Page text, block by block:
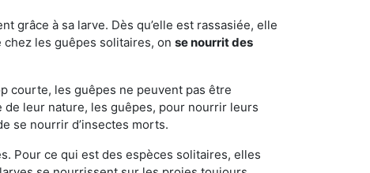
grâce à sa larve. Dès qu’elle est rassasiée, elle
chez les guêpes solitaires, on se nourrit des
courte, les guêpes ne peuvent pas être
leur nature, les guêpes, pour nourrir leurs
se nourrir d’insectes morts.
Pour ce qui est des espèces solitaires, elles